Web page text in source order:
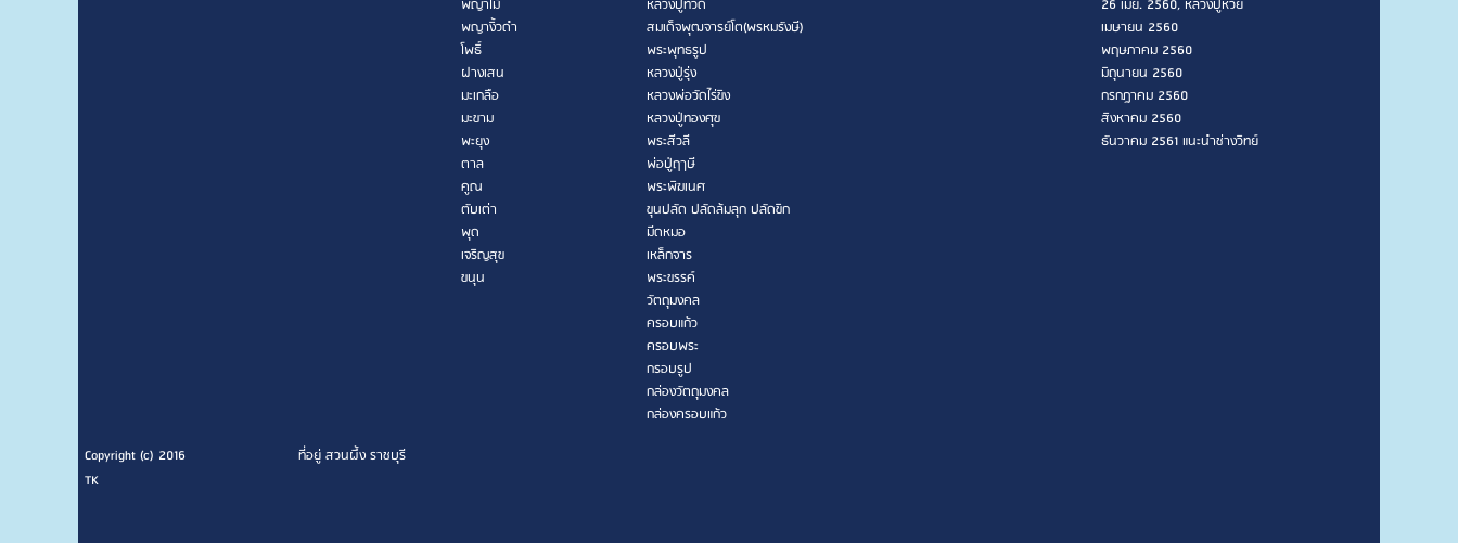
พญาไม้
พญางิ้วดำ
โพธิ์
ฝางเสน
มะเกลือ
มะขาม
พะยุง
ตาล
คูณ
ตับเต่า
พุด
เจริญสุข
ขนุน
หลวงปู่ทวด
สมเด็จพุฒจารย์โต(พรหมรังษี)
พระพุทธรูป
หลวงปู่รุ่ง
หลวงพ่อวัดไร่ขิง
หลวงปู่ทองศุข
พระสีวลี
พ่อปู่ฤาษี
พระพิฆเนศ
ขุนปลัด ปลัดล้มลุก ปลัดขิก
มีดหมอ
เหล็กจาร
พระขรรค์
วัตถุมงคล
ครอบแก้ว
ครอบพระ
กรอบรูป
กล่องวัตถุมงคล
กล่องครอบแก้ว
26 เมย. 2560, หลวงปู่ห่วย
เมษายน 2560
พฤษภาคม 2560
มิถุนายน 2560
กรกฎาคม 2560
สิงหาคม 2560
ธันวาคม 2561 แนะนำช่างวิทย์
Copyright (c) 2016
ที่อยู่ สวนผึ้ง ราชบุรี
TK